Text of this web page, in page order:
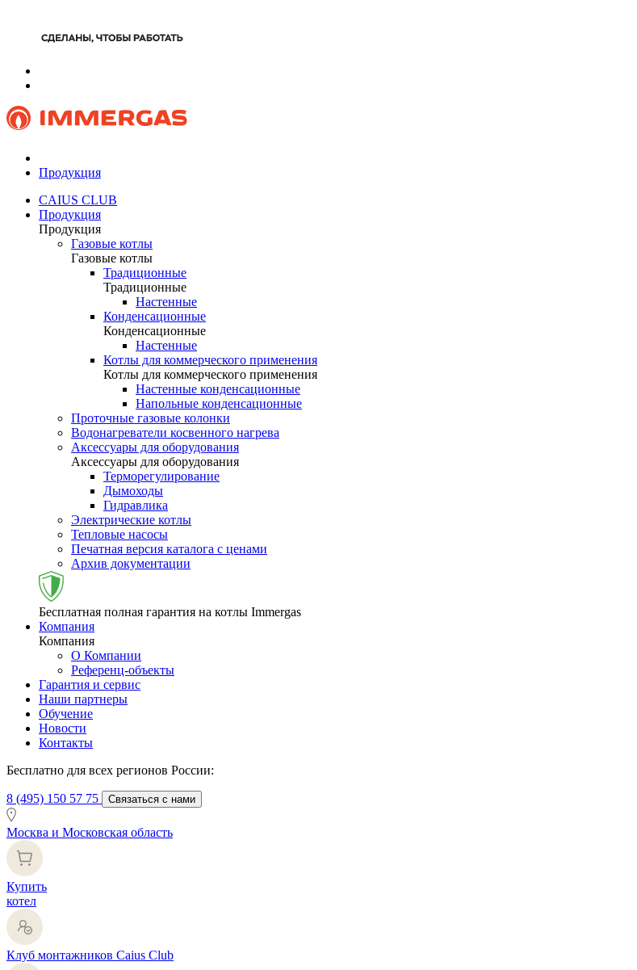
Продукция
CAIUS CLUB
Продукция
Продукция
Газовые котлы
Газовые котлы
Традиционные
Традиционные
Настенные
Конденсационные
Конденсационные
Настенные
Котлы для коммерческого применения
Котлы для коммерческого применения
Настенные конденсационные
Напольные конденсационные
Проточные газовые колонки
Водонагреватели косвенного нагрева
Аксессуары для оборудования
Аксессуары для оборудования
Терморегулирование
Дымоходы
Гидравлика
Электрические котлы
Тепловые насосы
Печатная версия каталога с ценами
Архив документации
Бесплатная полная гарантия на котлы Immergas
Компания
Компания
О Компании
Референц-объекты
Гарантия и сервис
Наши партнеры
Обучение
Новости
Контакты
Бесплатно для всех регионов России:
8 (495) 150 57 75 Связаться с нами
Москва и Московская область
Купить
котел
Клуб монтажников Caius Club